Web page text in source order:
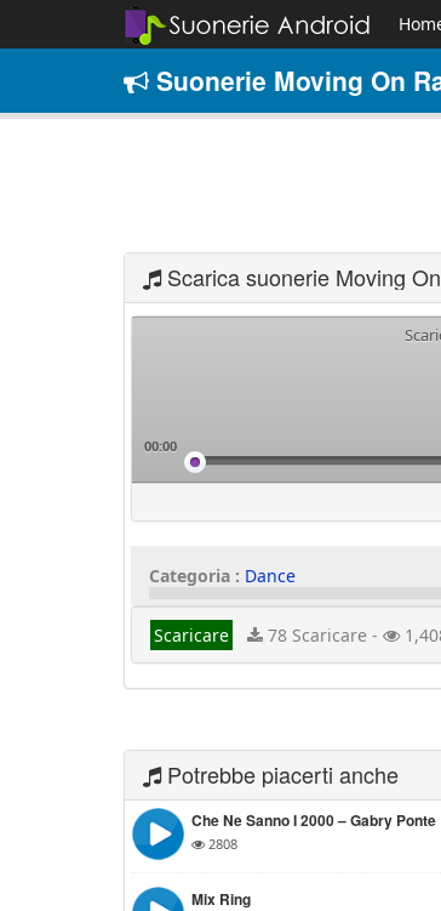
Suonerie Moving On
Scarica suonerie Moving
00:00
Categoria : Dance
Scaricare 78 Scaricare -
Potrebbe piacerti anche
Che Ne Sanno I 2000 – Gabry Ponte
2808
Mix Ring